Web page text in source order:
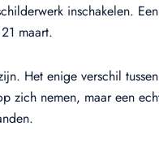
inschakelen.
maart.
Het enige verschil
zich nemen, maar een